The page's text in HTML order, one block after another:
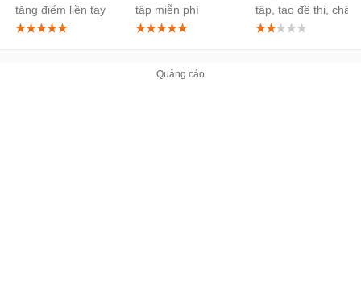
tăng điểm liền tay
tập miễn phí
tập, tạo đề thi, chấm
bài online